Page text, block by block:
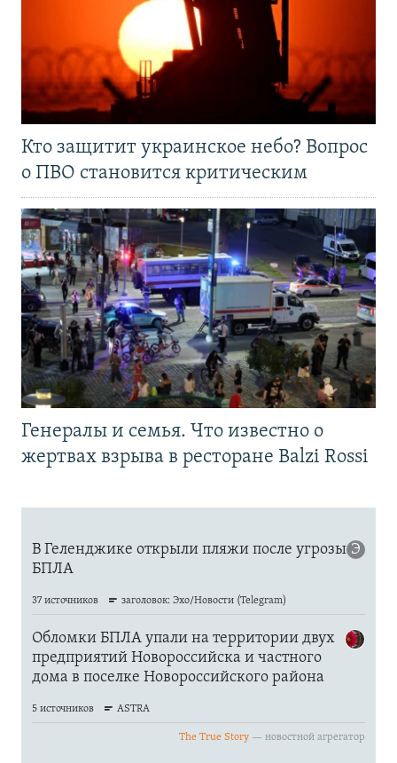
Кто защитит украинское небо? Вопрос
о ПВО становится критическим
Генералы и семья. Что известно о
жертвах взрыва в ресторане Balzi Rossi